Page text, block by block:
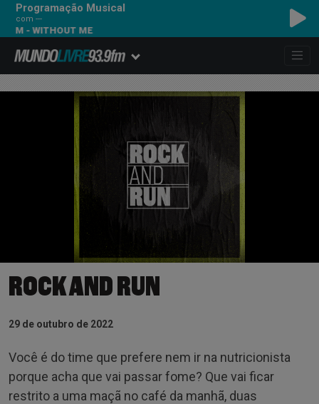
Programação Musical
com ---
- WITHOUT ME
ROCK AND RUN
29 de outubro de 2022
Você é do time que prefere nem ir na nutricionista
porque acha que vai passar fome? Que vai ficar
restrito a uma maçã no café da manhã, duas